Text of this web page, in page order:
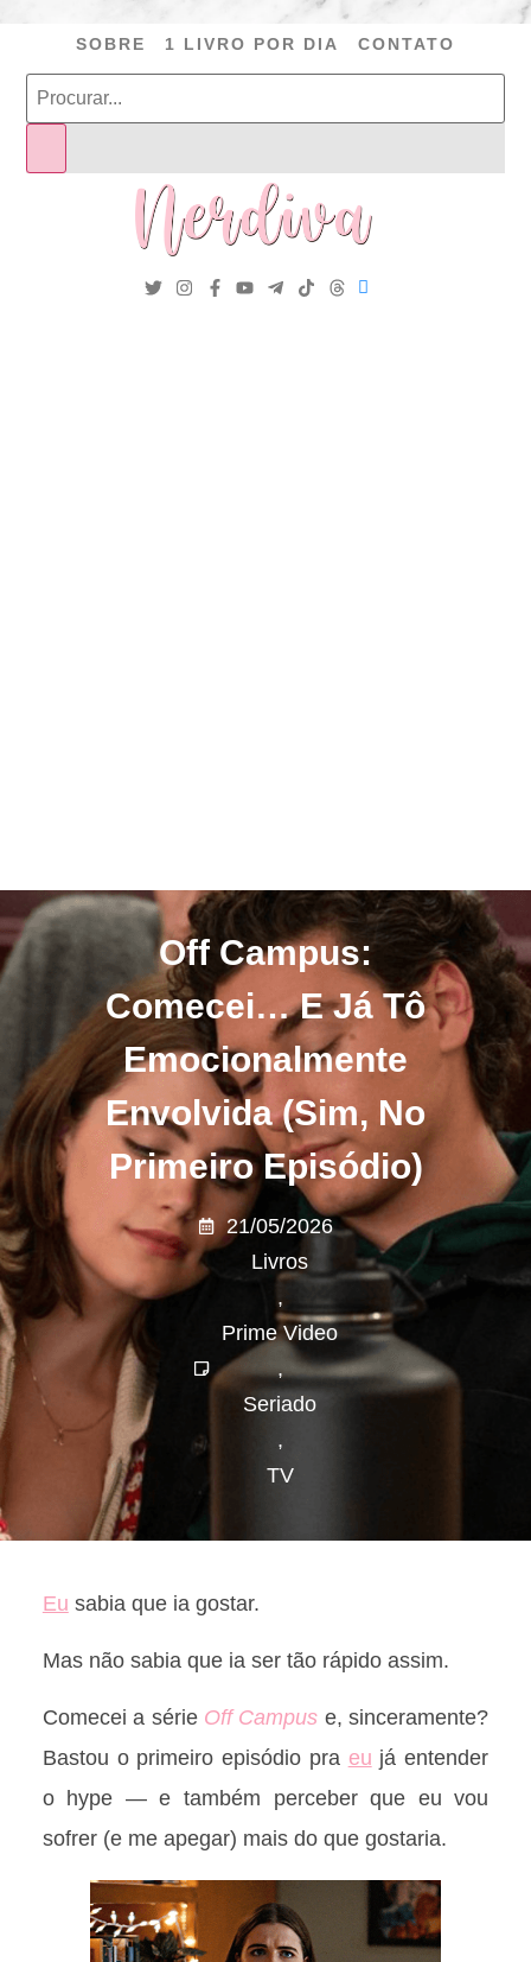
SOBRE 1 LIVRO POR DIA CONTATO
Off Campus:
Comecei… E Já Tô
Emocionalmente
Envolvida (sim, No
Primeiro Episódio)
21/05/2026
Livros
,
Prime Video
,
Seriado
,
TV
Eu sabia que ia gostar.
Mas não sabia que ia ser tão rápido assim.
Comecei a série Off Campus e, sinceramente?
Bastou o primeiro episódio pra eu já entender
o hype — e também perceber que eu vou
sofrer (e me apegar) mais do que gostaria.